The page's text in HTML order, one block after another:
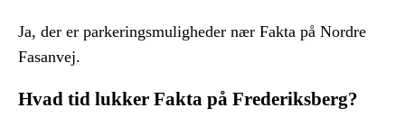
Ja, der er parkeringsmuligheder nær Fakta på Nordre
Fasanvej.
Hvad tid lukker Fakta på Frederiksberg?